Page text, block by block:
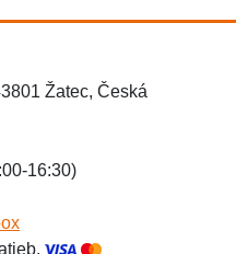
Žatec, Česká
16:30)